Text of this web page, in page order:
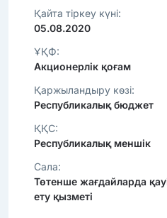
Қайта тіркеу күні:
05.08.2020
ҰҚФ:
Акционерлік қоғам
Қаржыландыру көзі:
Республикалық бюджет
ҚҚС:
Республикалық меншік
Сала:
Төтенше жағдайларда
ету қызметі